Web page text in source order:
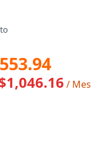
/ Mes